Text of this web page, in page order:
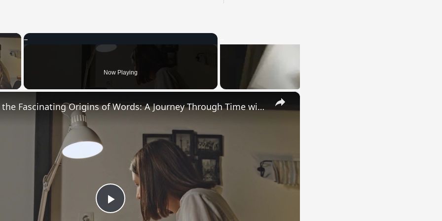
×
Now Playing
×
Play
Uncovering the Fascinating Origins of Words: A Journey Through Time with Dictionaries